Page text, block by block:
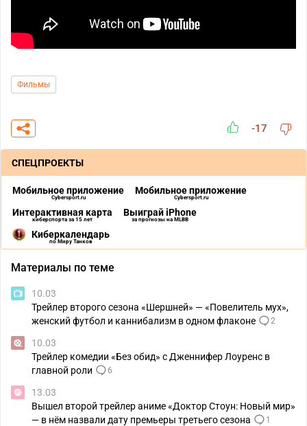
Фильмы
-17
СПЕЦПРОЕКТЫ
Мобильное приложение
Cybersport.ru
Мобильное приложение
Cybersport.ru
Интерактивная карта
киберспорта за 15 лет
Выиграй iPhone
за прогнозы на MLBB
Киберкалендарь
по Миру Танков
Материалы по теме
10.03
Трейлер второго сезона «Шершней» — «Повелитель мух»,
женский футбол и каннибализм в одном флаконе
2
10.03
Трейлер комедии «Без обид» с Дженнифер Лоуренс в
главной роли
6
13.03
Вышел второй трейлер аниме «Доктор Стоун: Новый мир»
— в нём назвали дату премьеры третьего сезона
1